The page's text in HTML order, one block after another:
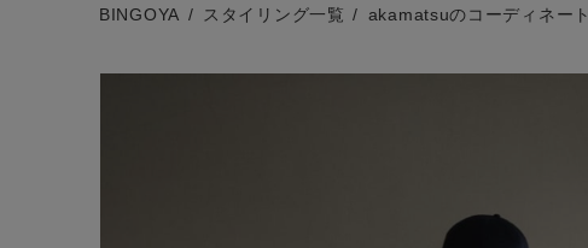
キーワード
BINGOYA スタイリング一覧 akamatsuのコーディネート